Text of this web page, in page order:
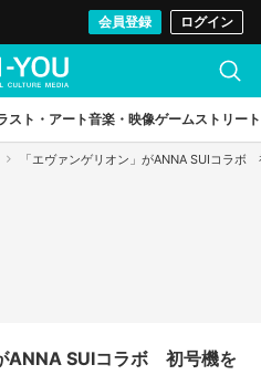
会員登録 ログイン
スト・アート音楽・映像ゲームストリート
「エヴァンゲリオン」がANNA SUIコラ
ANNA SUIコラボ 初号機を